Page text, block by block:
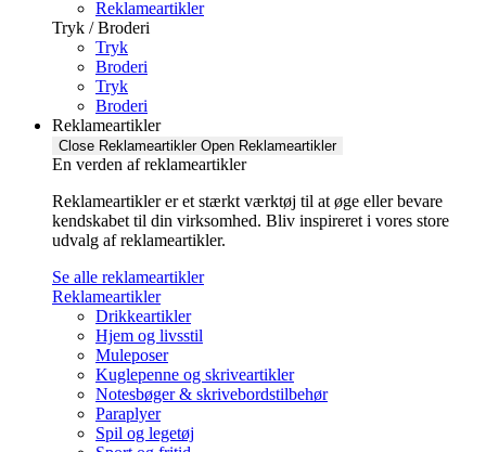
Reklameartikler
Tryk / Broderi
Tryk
Broderi
Tryk
Broderi
Reklameartikler
Close Reklameartikler Open Reklameartikler
En verden af reklameartikler ​
Reklameartikler er et stærkt værktøj til at øge eller bevare
kendskabet til din virksomhed. Bliv inspireret i vores store
udvalg af reklameartikler.
Se alle reklameartikler
Reklameartikler
Drikkeartikler
Hjem og livsstil
Muleposer
Kuglepenne og skriveartikler
Notesbøger & skrivebordstilbehør
Paraplyer
Spil og legetøj